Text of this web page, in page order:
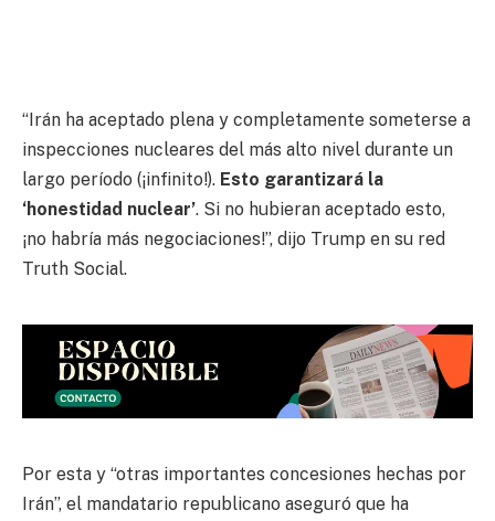
“Irán ha aceptado plena y completamente someterse a
inspecciones nucleares del más alto nivel durante un
largo período (¡infinito!). Esto garantizará la
‘honestidad nuclear’. Si no hubieran aceptado esto,
¡no habría más negociaciones!”, dijo Trump en su red
Truth Social.
Por esta y “otras importantes concesiones hechas por
Irán”, el mandatario republicano aseguró que ha